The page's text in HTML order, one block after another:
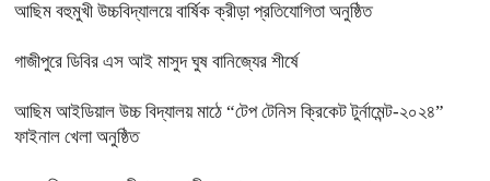
আছিম বহুমুখী উচ্চবিদ্যালয়ে বার্ষিক ক্রীড়া প্রতিযোগিতা অনুষ্ঠিত
গাজীপুরে ডিবির এস আই মাসুদ ঘুষ বানিজ্যের শীর্ষে
আছিম আইডিয়াল উচ্চ বিদ্যালয় মাঠে “টেপ টেনিস ক্রিকেট টুর্নামেন্ট-২০২৪”
ফাইনাল খেলা অনুষ্ঠিত